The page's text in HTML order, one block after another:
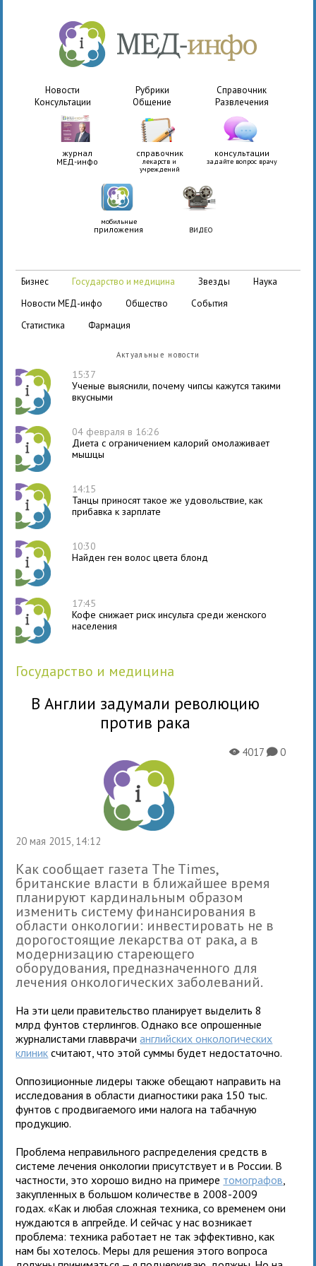
Новости Рубрики
Справочник
Консультации
Общение Развлечения
журнал
МЕД-инфо
справочник
лекарств и
учреждений
консультации
задайте вопрос врачу
мобильные
приложения ВИДЕО
бизнес государство и медицина звезды
наука
новости МЕД-инфо
общество
события
статистика
фармация
Актуальные новости
15:37
Ученые выяснили, почему чипсы кажутся такими
вкусными
04 февраля в 16:26
Диета с ограничением калорий омолаживает
мышцы
14:15
Танцы приносят такое же удовольствие, как
прибавка к зарплате
10:30
Найден ген волос цвета блонд
17:45
Кофе снижает риск инсульта среди женского
населения
государство и медицина
В Англии задумали революцию
против рака
20 мая 2015, 14:12
X4017K0
Как сообщает газета The Times,
британские власти в ближайшее время
планируют кардинальным образом
изменить систему финансирования в
области онкологии: инвестировать не в
дорогостоящие лекарства от рака, а в
модернизацию стареющего
оборудования, предназначенного для
лечения онкологических заболеваний.
На эти цели правительство планирует выделить 8
млрд фунтов стерлингов. Однако все опрошенные
журналистами главврачианглийских онкологических
клиник считают, что этой суммы будет недостаточно.
Оппозиционные лидеры также обещают направить на
исследования в области диагностики рака 150 тыс.
фунтов с продвигаемого ими налога на табачную
продукцию.
Проблема неправильного распределения средств в
системе лечения онкологии присутствует и в России. В
частности, это хорошо видно на примере томографов
закупленных в большом количестве в 2008-2009
годах. «Как и любая сложная техника, со временем они
нуждаются в апгрейде. И сейчас у нас возникает
проблема: техника работает не так эффективно, как
нам бы хотелось. Меры для решения этого вопроса